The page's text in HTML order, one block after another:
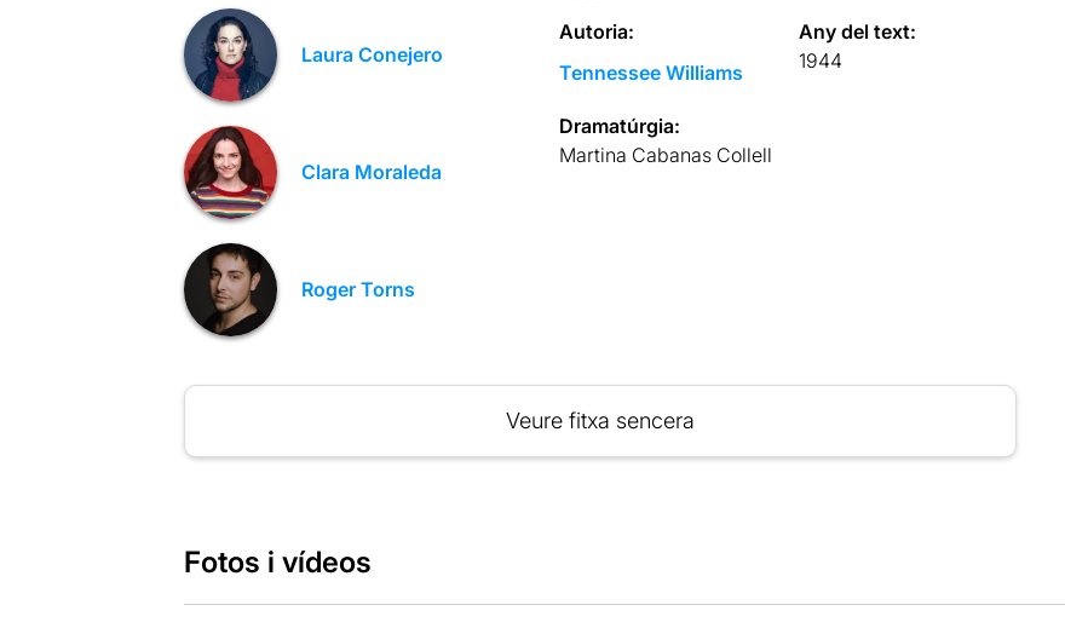
Laura Conejero
Clara Moraleda
Roger Torns
Autoria:
Tennessee Williams
Any del text:
1944
Dramatúrgia:
Martina Cabanas Collell
Veure fitxa sencera
Fotos i vídeos